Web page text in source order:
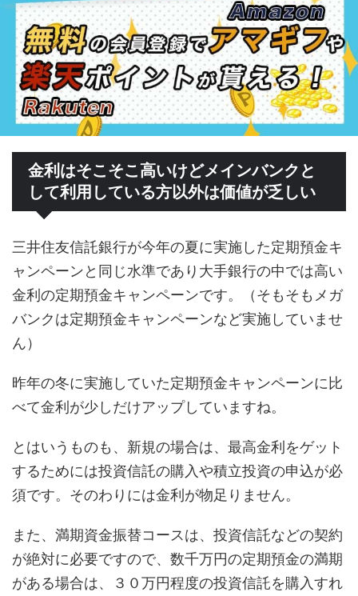
金利はそこそこ高いけどメインバンクと
して利用している方以外は価値が乏しい
三井住友信託銀行が今年の夏に実施した定期預金キ
ャンペーンと同じ水準であり大手銀行の中では高い
金利の定期預金キャンペーンです。（そもそもメガ
バンクは定期預金キャンペーンなど実施していませ
ん）
昨年の冬に実施していた定期預金キャンペーンに比
べて金利が少しだけアップしていますね。
とはいうものも、新規の場合は、最高金利をゲット
するためには投資信託の購入や積立投資の申込が必
須です。そのわりには金利が物足りません。
また、満期資金振替コースは、投資信託などの契約
が絶対に必要ですので、数千万円の定期預金の満期
がある場合は、３０万円程度の投資信託を購入すれ